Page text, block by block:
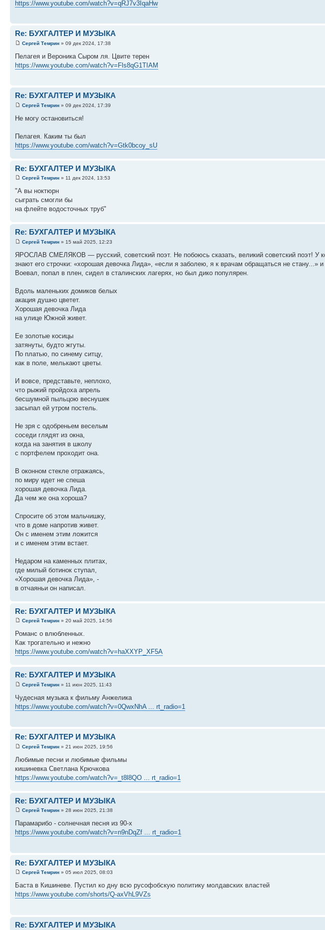
https://www.youtube.com/watch?v=qRJ7v3IqaHw
Re: БУХГАЛТЕР И МУЗЫКА
Сергей Темрин » 09 дек 2024, 17:38
Пелагея и Вероника Сыром ля. Цвите терен
https://www.youtube.com/watch?v=Fls8qG1TIAM
Re: БУХГАЛТЕР И МУЗЫКА
Сергей Темрин » 09 дек 2024, 17:39
Не могу остановиться!
Пелагея. Каким ты был
https://www.youtube.com/watch?v=Gtk0bcoy_sU
Re: БУХГАЛТЕР И МУЗЫКА
Сергей Темрин » 11 дек 2024, 13:53
"А вы ноктюрн
сыграть смогли бы
на флейте водосточных труб"
Re: БУХГАЛТЕР И МУЗЫКА
Сергей Темрин » 15 май 2025, 12:23
ЯРОСЛАВ СМЕЛЯКОВ — русский, советский поэт. Не побоюсь сказать, великий советский поэт! У
знают его строчки: «хорошая девочка Лида», «если я заболею, я к врачам обращаться не стану...» и
Воевал, попал в плен, сидел в сталинских лагерях, но был дико популярен.
Вдоль маленьких домиков белых
акация душно цветет.
Хорошая девочка Лида
на улице Южной живет.
Ее золотые косицы
затянуты, будто жгуты.
По платью, по синему ситцу,
как в поле, мелькают цветы.
И вовсе, представьте, неплохо,
что рыжий пройдоха апрель
бесшумной пыльцою веснушек
засыпал ей утром постель.
Не зря с одобреньем веселым
соседи глядят из окна,
когда на занятия в школу
с портфелем проходит она.
В оконном стекле отражаясь,
по миру идет не спеша
хорошая девочка Лида.
Да чем же она хороша?
Спросите об этом мальчишку,
что в доме напротив живет.
Он с именем этим ложится
и с именем этим встает.
Недаром на каменных плитах,
где милый ботинок ступал,
«Хорошая девочка Лида», -
в отчаяньи он написал.
Re: БУХГАЛТЕР И МУЗЫКА
Сергей Темрин » 20 май 2025, 14:56
Романс о влюбленных.
Как трогательно и нежно
https://www.youtube.com/watch?v=haXXYP_XF5A
Re: БУХГАЛТЕР И МУЗЫКА
Сергей Темрин » 11 июн 2025, 11:43
Чудесная музыка к фильму Анжелика
https://www.youtube.com/watch?v=0QwxNhA ... rt_radio=1
Re: БУХГАЛТЕР И МУЗЫКА
Сергей Темрин » 21 июн 2025, 19:56
Любимые песни и любимые фильмы
кишиневка Светлана Крючкова
https://www.youtube.com/watch?v=_t8l8QO ... rt_radio=1
Re: БУХГАЛТЕР И МУЗЫКА
Сергей Темрин » 28 июн 2025, 21:38
Парамарибо - солнечная песня из 90-х
https://www.youtube.com/watch?v=n9nDqZf ... rt_radio=1
Re: БУХГАЛТЕР И МУЗЫКА
Сергей Темрин » 05 июл 2025, 08:03
Баста в Кишиневе. Пустил ко дну всю русофобскую политику молдавских властей
https://www.youtube.com/shorts/Q-axVhL9VZs
Re: БУХГАЛТЕР И МУЗЫКА